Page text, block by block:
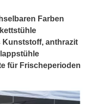
Farben
Kunststoff, anthrazit
für Frischeperioden